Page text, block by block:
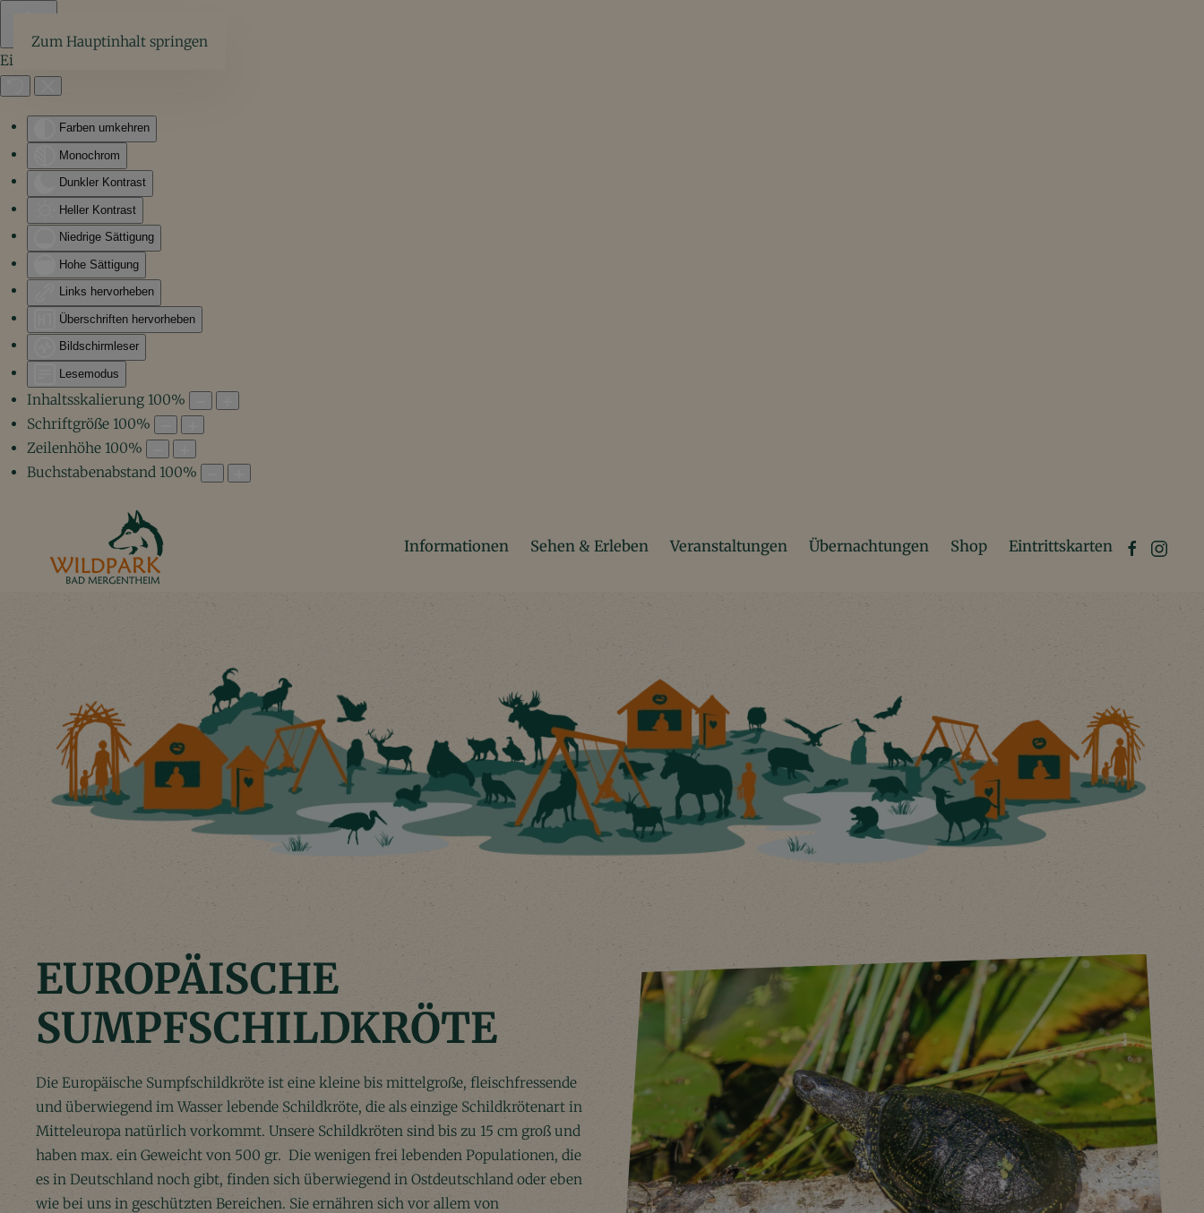
Eingabehilfen öffnen
Farben umkehren
Monochrom
Dunkler Kontrast
Heller Kontrast
Niedrige Sättigung
Hohe Sättigung
Links hervorheben
Überschriften hervorheben
Bildschirmleser
Lesemodus
Inhaltsskalierung 100%
Schriftgröße 100%
Zeilenhöhe 100%
Buchstabenabstand 100%
Zum Hauptinhalt springen
Informationen Sehen & Erleben Veranstaltungen Übernachtungen Shop Eintrittskarten
EUROPÄISCHE
SUMPFSCHILDKRÖTE
Die Europäische Sumpfschildkröte ist eine kleine bis mittelgroße, fleischfressende
und überwiegend im Wasser lebende Schildkröte, die als einzige Schildkrötenart in
Mitteleuropa natürlich vorkommt. Unsere Schildkröten sind bis zu 15 cm groß und
haben max. ein Geweicht von 500 gr. Die wenigen frei lebenden Populationen, die
es in Deutschland noch gibt, finden sich überwiegend in Ostdeutschland oder eben
wie bei uns in geschützten Bereichen. Sie ernähren sich vor allem von